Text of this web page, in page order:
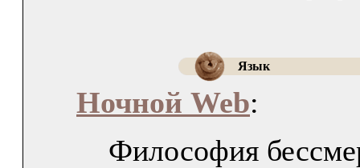
Язык
Ночной Web:
Философия